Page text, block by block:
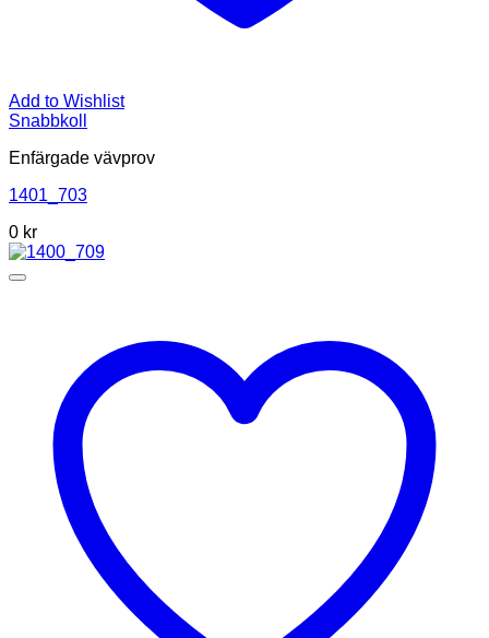
Add to Wishlist
Snabbkoll
Enfärgade vävprov
1401_703
0 kr